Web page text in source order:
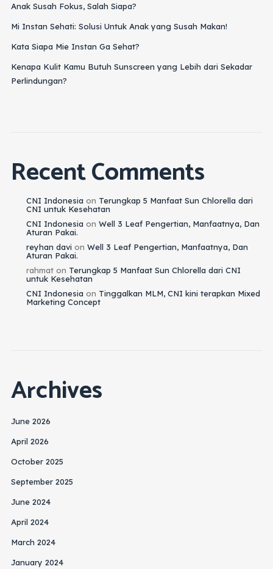
Anak Susah Fokus, Salah Siapa?
Mi Instan Sehati: Solusi Untuk Anak yang Susah Makan!
Kata Siapa Mie Instan Ga Sehat?
Kenapa Kulit Kamu Butuh Sunscreen yang Lebih dari Sekadar
Perlindungan?
Recent Comments
CNI Indonesia on Terungkap 5 Manfaat Sun Chlorella dari
CNI untuk Kesehatan
CNI Indonesia on Well 3 Leaf Pengertian, Manfaatnya, Dan
Aturan Pakai.
reyhan davi on Well 3 Leaf Pengertian, Manfaatnya, Dan
Aturan Pakai.
rahmaton Terungkap 5 Manfaat Sun Chlorella dari CNI
untuk Kesehatan
CNI Indonesia on Tinggalkan MLM, CNI kini terapkan Mixed
Marketing Concept
Archives
June 2026
April 2026
October 2025
September 2025
June 2024
April 2024
March 2024
January 2024